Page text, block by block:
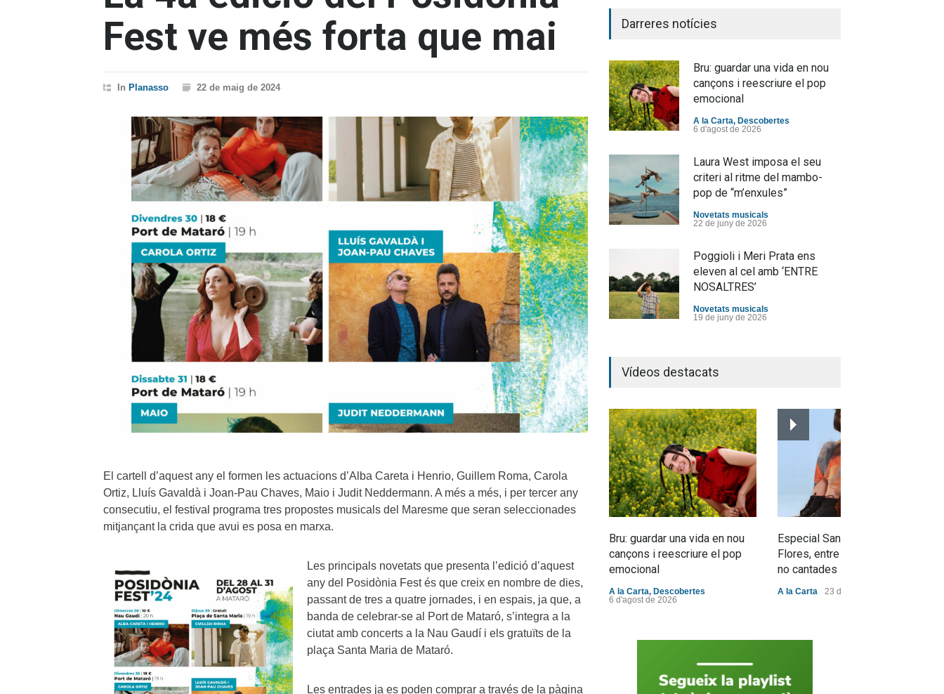
Fest ve més forta que mai
In Planasso 22 de maig de 2024
El cartell d’aquest any el formen les actuacions d’Alba Careta i Henrio, Guillem Roma, Carola
Ortiz, Lluís Gavaldà i Joan-Pau Chaves, Maio i Judit Neddermann. A més a més, i per tercer any
consecutiu, el festival programa tres propostes musicals del Maresme que seran seleccionades
mitjançant la crida que avui es posa en marxa.
Les principals novetats que presenta l’edició d’aquest
any del Posidònia Fest és que creix en nombre de dies,
passant de tres a quatre jornades, i en espais, ja que, a
banda de celebrar-se al Port de Mataró, s’integra a la
ciutat amb concerts a la Nau Gaudí i els gratuïts de la
plaça Santa Maria de Mataró.
Les entrades ja es poden comprar a través de la pàgina
Darreres notícies
Bru: guardar una vida en nou
cançons i reescriure el pop
emocional
A la Carta, Descobertes
6 d'agost de 2026
Laura West imposa el seu
criteri al ritme del mambo-
pop de “m’enxules”
Novetats musicals
22 de juny de 2026
Poggioli i Meri Prata ens
eleven al cel amb ‘ENTRE
NOSALTRES’
Novetats musicals
19 de juny de 2026
transformen els ‘Cants
d’Estisorar’ en pop actual
10 de juny de 2026
Bèrnia i El Diluvi s’avancen a
la calor amb l’himne definitiu,
“L’ESTIU”
Novetats musicals
5 de juny de 2026
Vídeos destacats
Bru: guardar una vida en nou
cançons i reescriure el pop
emocional
A la Carta, Descobertes
6 d'agost de 2026
Especial Sant Jordi: Mabel
Flores, entre dracs i veritats
no cantades
A la Carta 23 d'abril de 2026